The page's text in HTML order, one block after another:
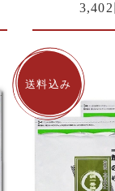
3,402